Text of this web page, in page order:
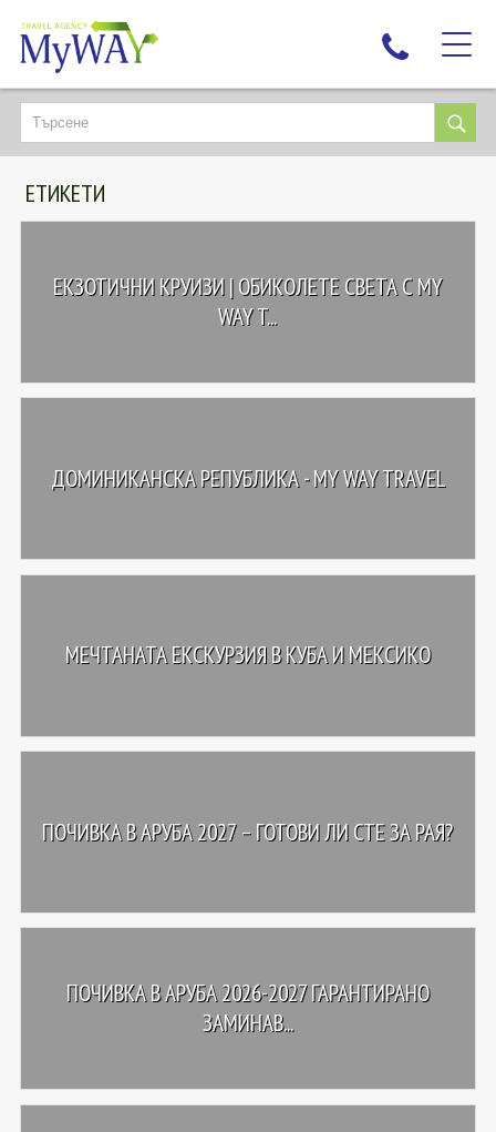
НАЙ-ТЪРСЕНИ
ДЕСТИНАЦИИ
ЕКЗОТИЧНИ ПОЧИВКИ
ЛЮБОПИТНО
ЕТИКЕТИ
ЕКЗОТИЧНИ КРУИЗИ | ОБИКОЛЕТЕ СВЕТА С MY
WAY T...
ДОМИНИКАНСКА РЕПУБЛИКА - MY WAY TRAVEL
МЕЧТАНАТА ЕКСКУРЗИЯ В КУБА И МЕКСИКО
ПОЧИВКА В АРУБА 2027 – ГОТОВИ ЛИ СТЕ ЗА РАЯ?
ПОЧИВКА В АРУБА 2026-2027 ГАРАНТИРАНО
ЗАМИНАВ...